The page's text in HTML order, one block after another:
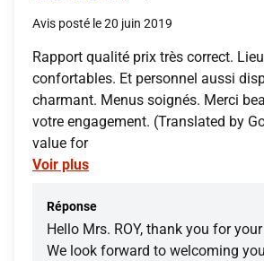
Avis posté le 20 juin 2019
Rapport qualité prix très correct.
confortables. Et personnel aussi
charmant. Menus soignés. Merci
votre engagement. (Translated by
value for
Voir plus
Réponse
Hello Mrs. ROY, thank you for
We look forward to welcoming